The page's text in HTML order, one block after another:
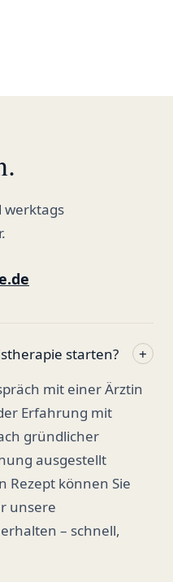
werktags
starten?
+
mit einer Ärztin
Erfahrung mit
gründlicher
ausgestellt
Rezept können Sie
unsere
– schnell,